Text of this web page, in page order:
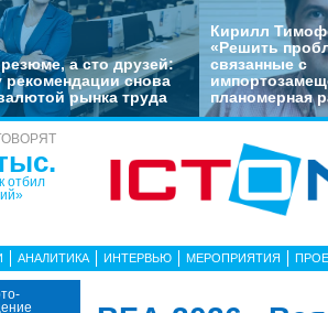
а сто друзей:
рекомендации снова
рынка труда
Кирилл
«Решить
связанные с
планомерная
отбил
АНАЛИТИКА ИНТЕРВЬЮ МЕРОПРИЯТИЯ